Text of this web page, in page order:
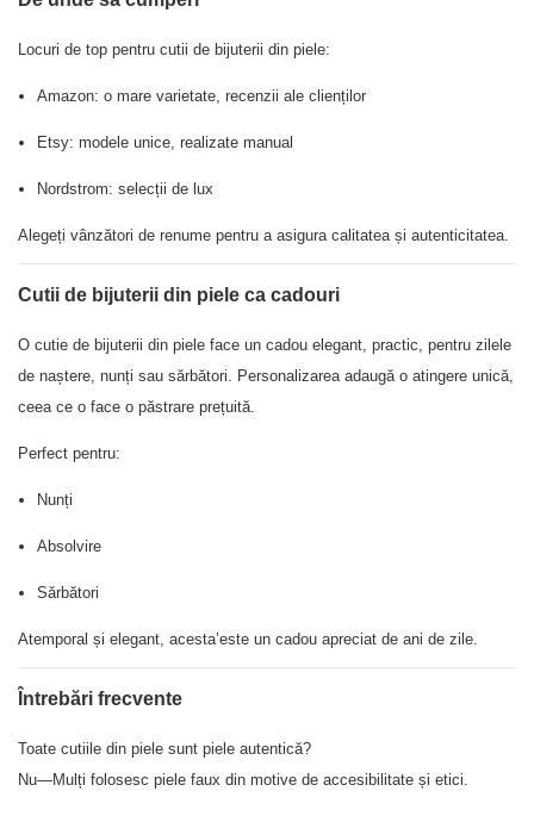
Locuri de top pentru cutii de bijuterii din piele:
Amazon: o mare varietate, recenzii ale clienților
Etsy: modele unice, realizate manual
Nordstrom: selecții de lux
Alegeți vânzători de renume pentru a asigura calitatea și autenticitatea.
Cutii de bijuterii din piele ca cadouri
O cutie de bijuterii din piele face un cadou elegant, practic, pentru zilele
de naștere, nunți sau sărbători. Personalizarea adaugă o atingere unică,
ceea ce o face o păstrare prețuită.
Perfect pentru:
Nunți
Absolvire
Sărbători
Atemporal și elegant, acesta’este un cadou apreciat de ani de zile.
Întrebări frecvente
Toate cutiile din piele sunt piele autentică?
Nu—Mulți folosesc piele faux din motive de accesibilitate și etici.